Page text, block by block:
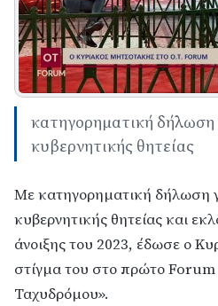
κατηγορηματική
κυβερνητικής θητείας
Με κατηγορηματική δήλωση
κυβερνητικής θητείας και
άνοιξης του 2023, έδωσε ο
στίγμα του στο πρώτο Forum
Ταχυδρόμου».